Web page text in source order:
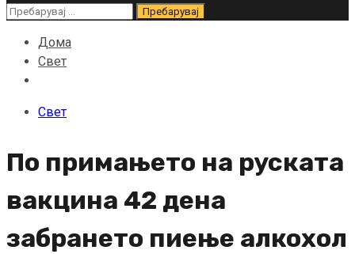
Пребарувај
Дома
Свет
Свет
По примањето на руската
вакцина 42 дена
забрането пиење алкохол